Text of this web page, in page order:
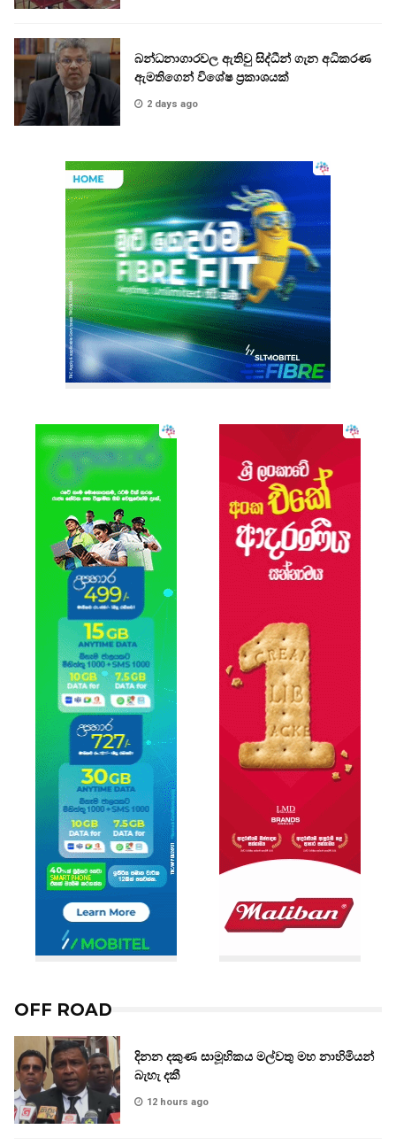
බන්ධනාගාරවල ඇතිවු සිද්ධීන් ගැන අධිකරණ
ඇමතිගෙන් විශේෂ ප්‍රකාශයක්
2 days ago
OFF ROAD
දිනන දකුණ සාමූහිකය මල්වතු මහ නාහිමියන්
බැහැ දකී
12 hours ago